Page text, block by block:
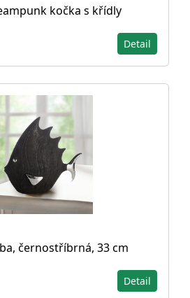
kočka s křídly
Detail
černostříbrná, 33 cm
Detail